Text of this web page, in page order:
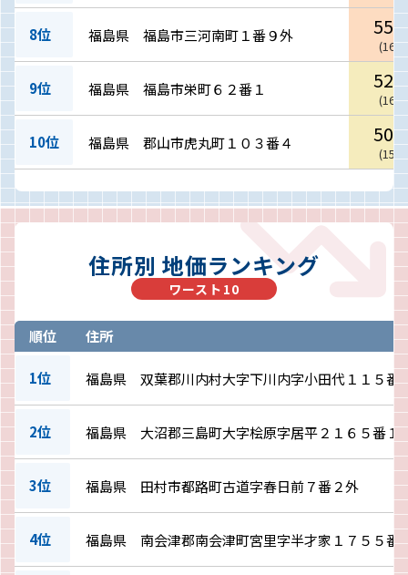
8位 福島県 福島市三河南町１番９外 55.5
(16.8
9位 福島県 福島市栄町６２番１ 52.9
(16.0
10位 福島県 郡山市虎丸町１０３番４ 50.2
(15.2
住所別 地価ランキング
ワースト10
順位 住所
1位 福島県 双葉郡川内村大字下川内字小田代１１５番
2位 福島県 大沼郡三島町大字桧原字居平２１６５番１
3位 福島県 田村市都路町古道字春日前７番２外
4位 福島県 南会津郡南会津町宮里字半才家１７５５番